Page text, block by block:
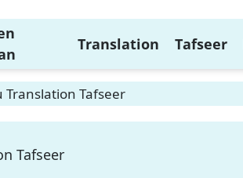
Translation Tafseer
Translation Tafseer
Tafseer